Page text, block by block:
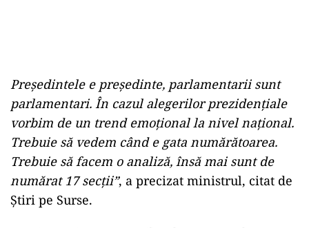
Președintele e președinte, parlamentarii sunt
parlamentari. În cazul alegerilor prezidențiale
vorbim de un trend emoțional la nivel național.
Trebuie să vedem când e gata numărătoarea.
Trebuie să facem o analiză, însă mai sunt de
numărat 17 secții”, a precizat ministrul, citat de
Știri pe Surse.